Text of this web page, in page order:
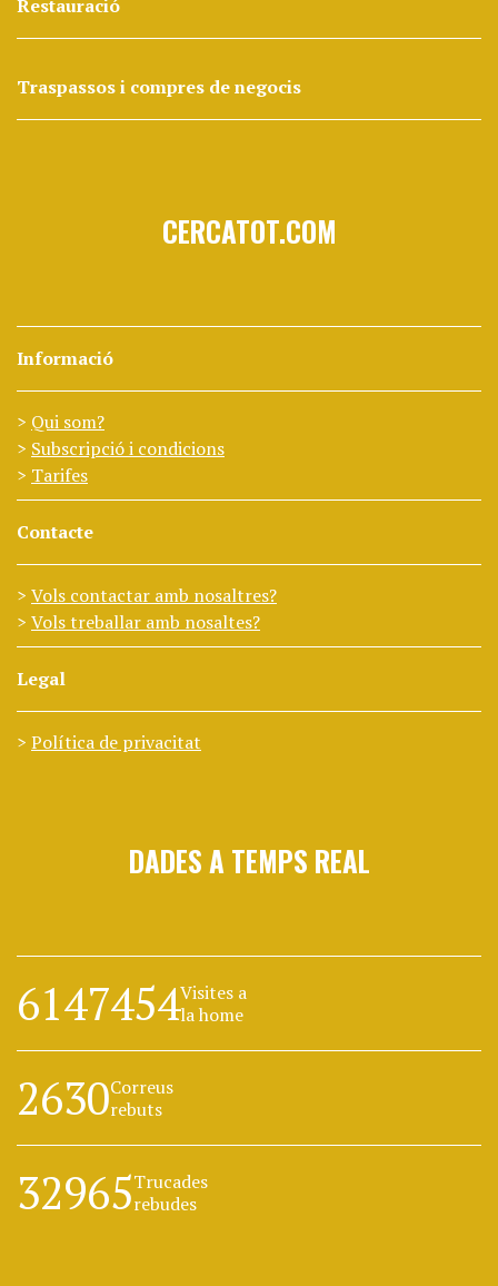
Restauració
Traspassos i compres de negocis
CERCATOT.COM
Informació
Qui som?
Subscripció i condicions
Tarifes
Contacte
Vols contactar amb nosaltres?
Vols treballar amb nosaltes?
Legal
Política de privacitat
DADES A TEMPS REAL
6147454Visites a
la home
2630Correus
rebuts
32965Trucades
rebudes